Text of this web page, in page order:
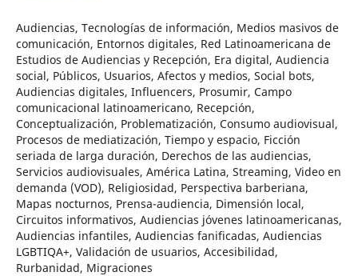
Audiencias, Tecnologías de información, Medios masivos de
comunicación, Entornos digitales, Red Latinoamericana de
Estudios de Audiencias y Recepción, Era digital, Audiencia
social, Públicos, Usuarios, Afectos y medios, Social bots,
Audiencias digitales, Influencers, Prosumir, Campo
comunicacional latinoamericano, Recepción,
Conceptualización, Problematización, Consumo audiovisual,
Procesos de mediatización, Tiempo y espacio, Ficción
seriada de larga duración, Derechos de las audiencias,
Servicios audiovisuales, América Latina, Streaming, Video en
demanda (VOD), Religiosidad, Perspectiva barberiana,
Mapas nocturnos, Prensa-audiencia, Dimensión local,
Circuitos informativos, Audiencias jóvenes latinoamericanas,
Audiencias infantiles, Audiencias fanificadas, Audiencias
LGBTIQA+, Validación de usuarios, Accesibilidad,
Rurbanidad, Migraciones